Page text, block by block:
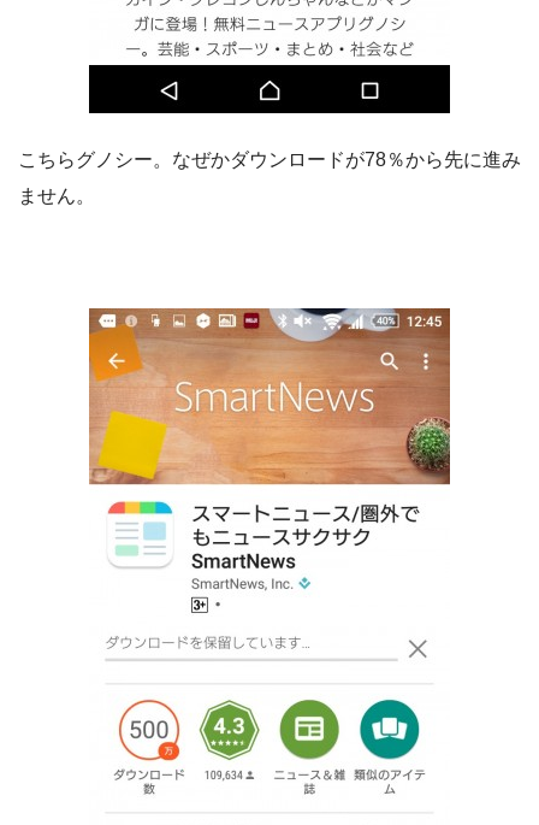
こちらグノシー。なぜかダウンロードが78％から先に進み
ません。